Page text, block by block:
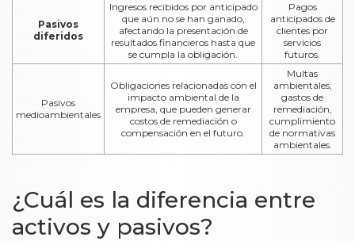
Pasivos
diferidos
Ingresos recibidos por anticipado
que aún no se han ganado,
afectando la presentación de
resultados financieros hasta que
se cumpla la obligación.
Pagos
anticipados de
clientes por
servicios
futuros.
Pasivos
medioambientales
Obligaciones relacionadas con el
impacto ambiental de la
empresa, que pueden generar
costos de remediación o
compensación en el futuro.
Multas
ambientales,
gastos de
remediación,
cumplimiento
de normativas
ambientales.
¿Cuál es la diferencia entre
activos y pasivos?